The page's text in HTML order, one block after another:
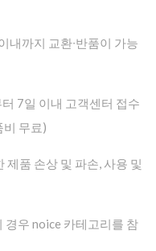
내까지 교환∙반품이 가능
7일 이내 고객센터 접수
비 무료)
제품 손상 및 파손, 사용 및
경우 noice 카테고리를 참